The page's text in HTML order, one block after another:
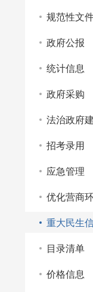
规范性文
政府公报
统计信息
政府采购
法治政府
招考录用
应急管理
优化营商
重大民生
目录清单
价格信息